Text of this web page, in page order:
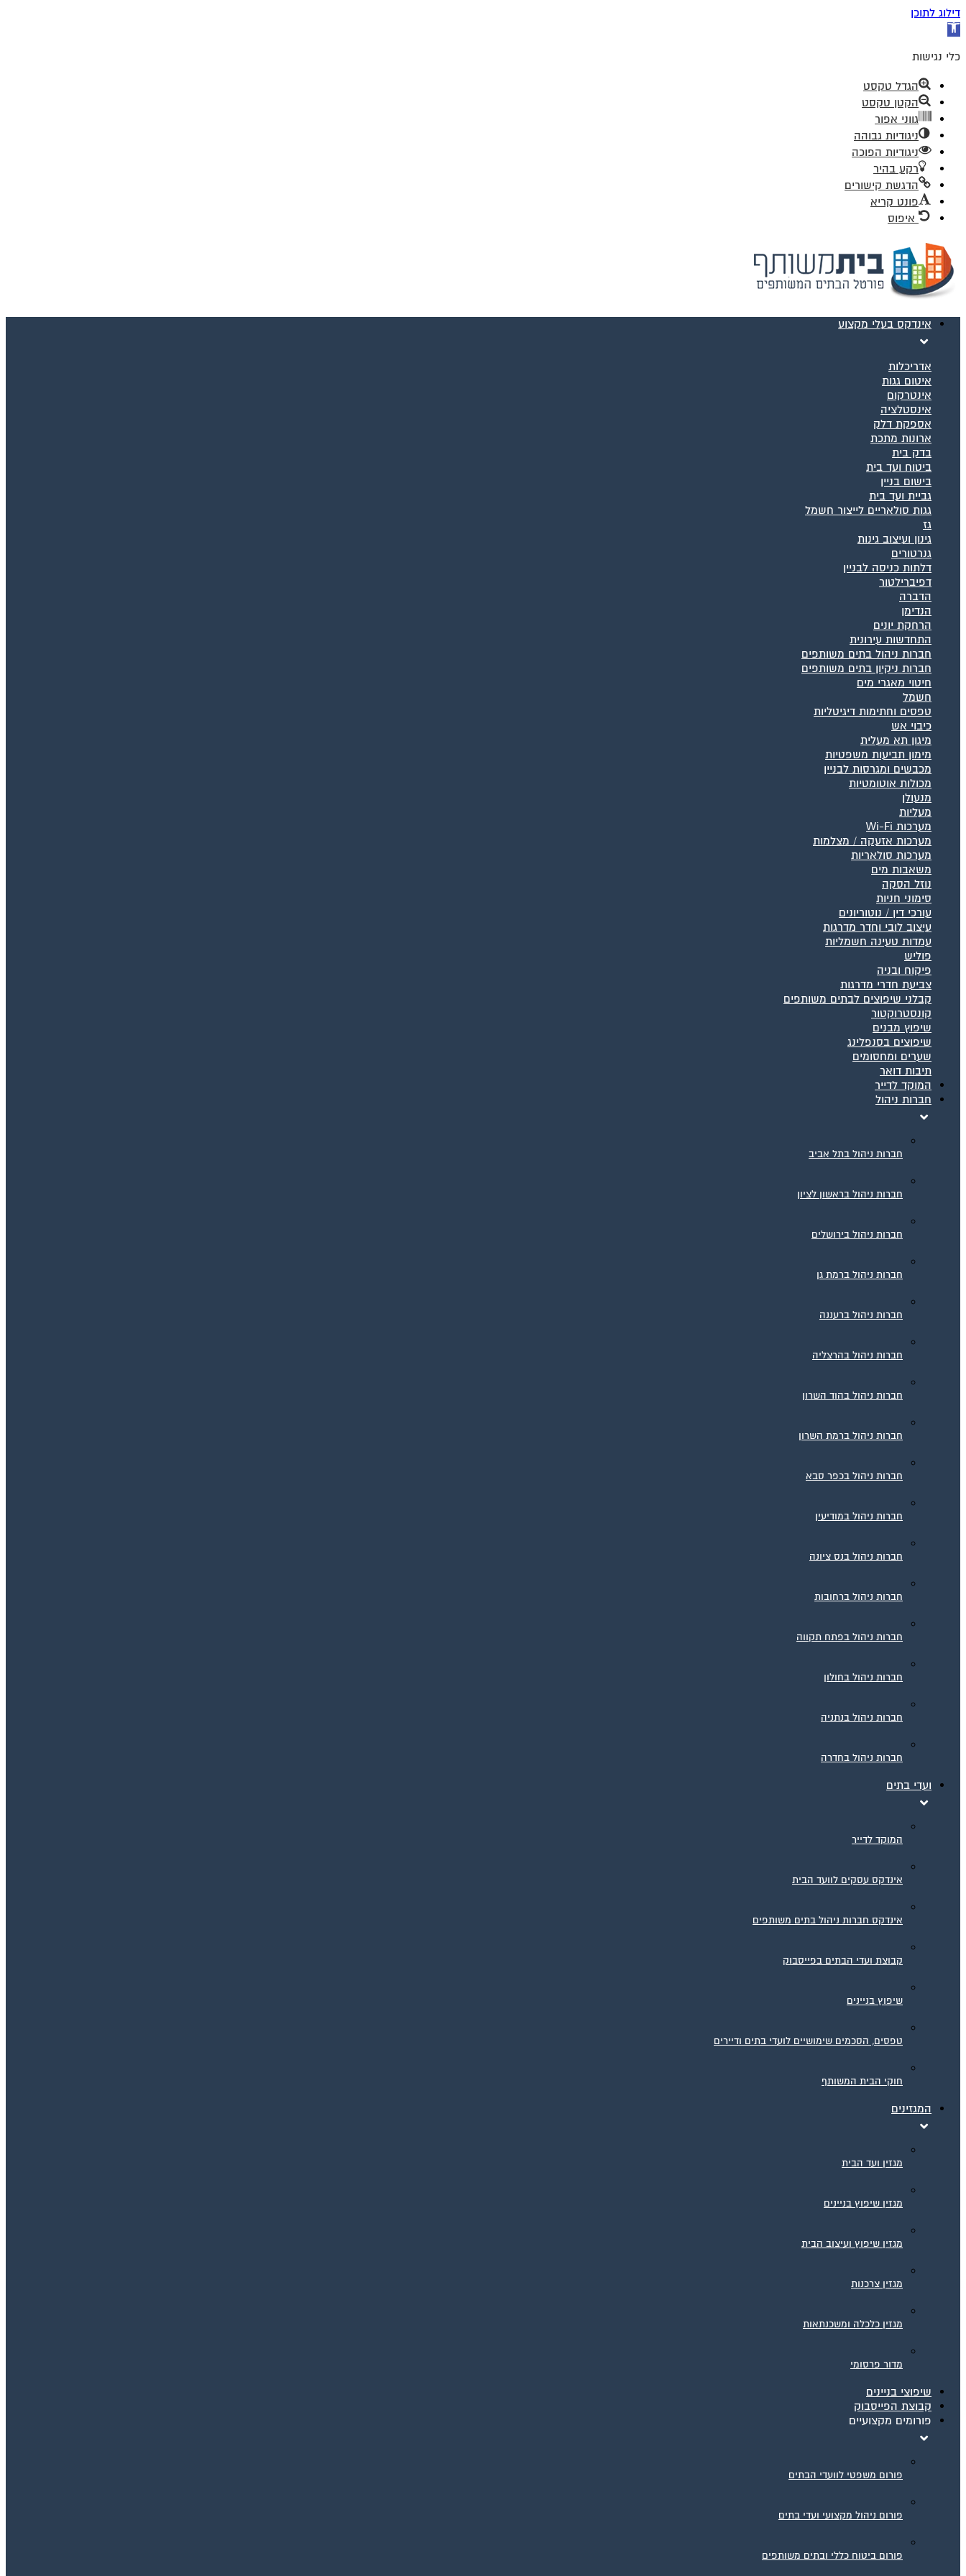
דילוג לתוכן
פתח
סרגל
נגישות
כלי נגישות
הגדל טקסט
הקטן טקסט
גווני אפור
ניגודיות גבוהה
ניגודיות הפוכה
רקע בהיר
הדגשת קישורים
פונט קריא
איפוס
לתוכן
אינדקס בעלי מקצוע
אדריכלות
איטום גגות
אינטרקום
אינסטלציה
אספקת דלק
ארונות מתכת
בדק בית
ביטוח ועד בית
בישום בניין
גביית ועד בית
גגות סולאריים לייצור חשמל
גז
גינון ועיצוב גינות
גנרטורים
דלתות כניסה לבניין
דפיברילטור
הדברה
הנדימן
הרחקת יונים
התחדשות עירונית
חברות ניהול בתים משותפים
חברות ניקיון בתים משותפים
חיטוי מאגרי מים
חשמל
טפסים וחתימות דיגיטליות
כיבוי אש
מיגון תא מעלית
מימון תביעות משפטיות
מכבשים ומגרסות לבניין
מכולות אוטומטיות
מנעולן
מעליות
מערכות Wi-Fi
מערכות אזעקה / מצלמות
מערכות סולאריות
משאבות מים
נוזל הסקה
סימוני חניות
עורכי דין / נוטוריונים
עיצוב לובי וחדר מדרגות
עמדות טעינה חשמליות
פוליש
פיקוח ובניה
צביעת חדרי מדרגות
קבלני שיפוצים לבתים משותפים
קונסטרוקטור
שיפוץ מבנים
שיפוצים בסנפלינג
שערים ומחסומים
תיבות דואר
המוקד לדייר
חברות ניהול
חברות ניהול בתל אביב
חברות ניהול בראשון לציון
חברות ניהול בירושלים
חברות ניהול ברמת גן
חברות ניהול ברעננה
חברות ניהול בהרצליה
חברות ניהול בהוד השרון
חברות ניהול ברמת השרון
חברות ניהול בכפר סבא
חברות ניהול במודיעין
חברות ניהול בנס ציונה
חברות ניהול ברחובות
חברות ניהול בפתח תקווה
חברות ניהול בחולון
חברות ניהול בנתניה
חברות ניהול בחדרה
ועדי בתים
המוקד לדייר
אינדקס עסקים לוועד הבית
אינדקס חברות ניהול בתים משותפים
קבוצת ועדי הבתים בפייסבוק
שיפוץ בניינים
טפסים, הסכמים שימושיים לועדי בתים ודיירים
חוקי הבית המשותף
המגזינים
מגזין ועד הבית
מגזין שיפוץ בניינים
מגזין שיפוץ ועיצוב הבית
מגזין צרכנות
מגזין כלכלה ומשכנתאות
מדור פרסומי
שיפוצי בניינים
קבוצת הפייסבוק
פורומים מקצועיים
פורום משפטי לוועדי הבתים
פורום ניהול מקצועי ועדי בתים
פורום ביטוח כללי ובתים משותפים